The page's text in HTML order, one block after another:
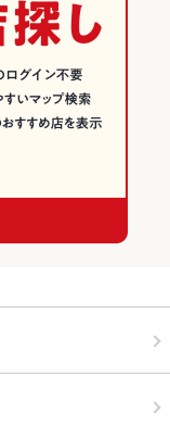
んが、逸品お料理ばかり
離乳食はお持ち込み頂け
わせください。
非ご相談ください！
金に深夜料金10%を加
ませ。